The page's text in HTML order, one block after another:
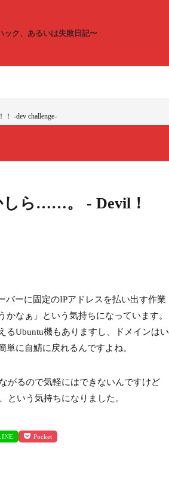
ック、あるいは失敗日記〜
-dev challenge-
しら……。 - Devil！
ーに固定のIPアドレスを払い出す作業
なぁ」という気持ちになっています。
Ubuntu機もありますし、ドメインはい
に自鯖に戻れるんですよね。
がるので気軽にはできないんですけど
という気持ちになりました。
Pocket